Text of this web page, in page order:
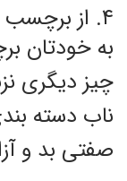
۴. از برچسب زدن اجتناب کنید
به خودتان
چیز دیگری
ناب دسته
صفتی بد و